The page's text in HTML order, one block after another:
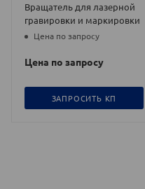
Вращатель для лазерной
гравировки и маркировки
Цена по запросу
Цена по запросу
ЗАПРОСИТЬ КП